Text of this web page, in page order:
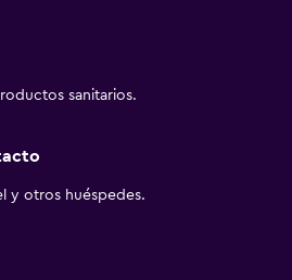
sanitarios.
y otros huéspedes.